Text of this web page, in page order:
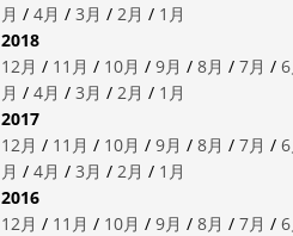
月 / 4月 / 3月 / 2月 / 1月
2018
12月 / 11月 / 10月 / 9月 / 8月 / 7月 / 6
月 / 4月 / 3月 / 2月 / 1月
2017
12月 / 11月 / 10月 / 9月 / 8月 / 7月 / 6
月 / 4月 / 3月 / 2月 / 1月
2016
12月 / 11月 / 10月 / 9月 / 8月 / 7月 / 6